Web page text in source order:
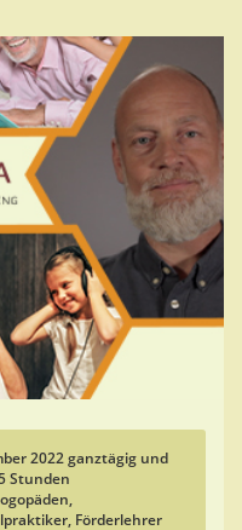
2022 ganztägig und
Stunden
Förderlehrer